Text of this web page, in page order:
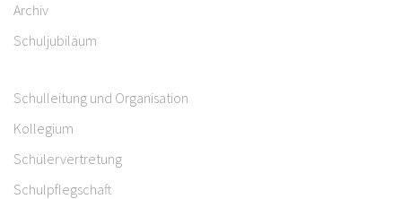
Archiv
Schuljubiläum
Schulleitung und Organisation
Kollegium
Schülervertretung
Schulpflegschaft